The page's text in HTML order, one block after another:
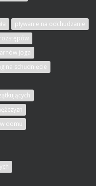
pływanie na odchudzanie
joga
na schudnięcie
domu